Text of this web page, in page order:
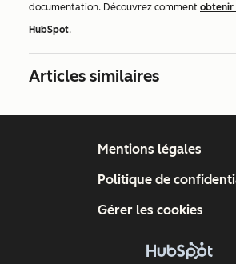
documentation. Découvrez comment obtenir
HubSpot.
Articles similaires
Mentions légales
Politique de
Gérer les cookies